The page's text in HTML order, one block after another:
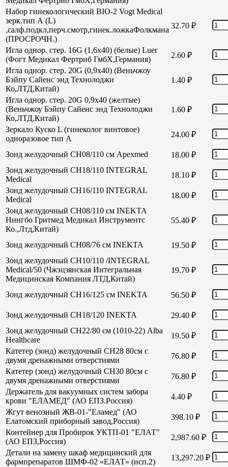
Набор гинекологический BIO-2 Vogt Medical
зерк.тип А (L)
,салф.подкл,перч.смотр,гинек.ложкаФолкмана
(ПРОСРОЧН.)
32.70 ₽
Игла однор. стер. 16G (1,6х40) (белые) Luer
(Фогт Медикал Фертриб ГмбХ,Германия)
2.60 ₽
Игла однор. стер. 20G (0,9х40) (Веньчжоу
Бэйпу Сайенс энд Технолоджи
Ко,ЛТД,Китай)
1.40 ₽
Игла однор. стер. 20G 0,9х40 (желтые)
(Веньчжоу Бэйпу Сайенс энд Технолоджи
Ко,ЛТД,Китай)
1.60 ₽
Зеркало Куско L (гинеколог винтовое)
одноразовое тип А
24.00 ₽
Зонд желудочный СН08/110 см Apexmed 18.00 ₽
Зонд желудочный СН18/110 INTEGRAL
Medical
18.10 ₽
Зонд желудочный СН16/110 INTEGRAL
Medical
18.00 ₽
Зонд желудочный СН08/110 см INEKTA
Нингбо Гритмед Медикал Инструментс
Ко.,Лтд,Китай)
55.40 ₽
Зонд желудочный СН08/76 см INEKTA 19.50 ₽
Зонд желудочный СН10/110 /INTEGRAL
Medical/50 (Чжэцзянская Интегральная
Медицинская Компания ЛТД,Китай)
19.70 ₽
Зонд желудочный СН16/125 см INEKTA 56.50 ₽
Зонд желудочный СН18/120 INEKTA 29.40 ₽
Зонд желудочный СН22/80 см (1010-22) Alba
Healthcare
19.50 ₽
Катетер (зонд) желудочный СН28 80см с
двумя дренажными отверстиями
76.80 ₽
Катетер (зонд) желудочный СН30 80см с
двумя дренажными отверстиями
76.80 ₽
Держатель для вакуумных систем забора
крови "ЕЛАМЕД" (АО ЕПЗ.Россия)
4.40 ₽
Жгут венозный ЖВ-01-"Еламед" (АО
Елатомский приборный завод,Россия)
398.10 ₽
Контейнер для Пробирок УКТП-01 "ЕЛАТ"
(АО ЕПЗ,Россия)
2,987.60 ₽
Детали на замену шкаф медицинский для
фармпрепаратов ШМФ-02 «ЕЛАТ» (исп.2)
13,297.20 ₽